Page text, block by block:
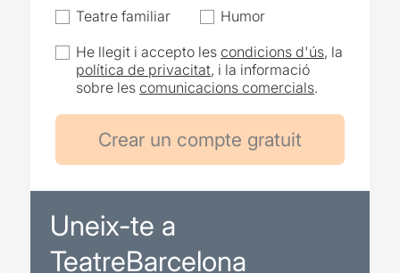
Teatre familiar
Humor
He llegit i accepto lescondicions d'ús, la
política de privacitat, i la informació
sobre lescomunicacions comercials.
Uneix-te a
TeatreBarcelona